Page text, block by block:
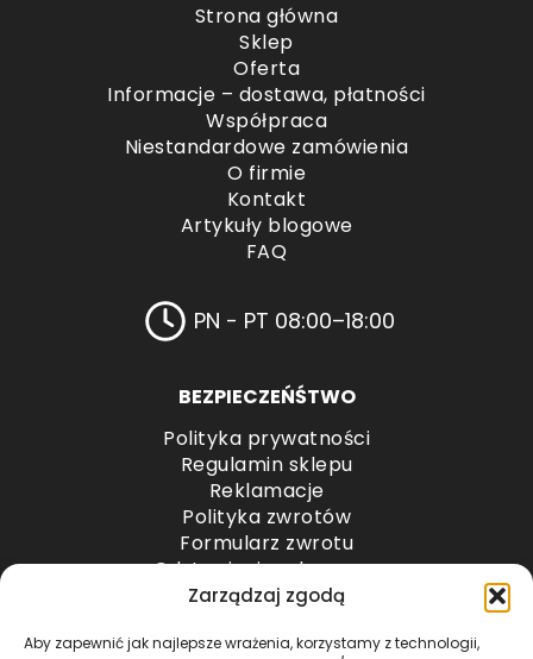
Zarządzaj zgodą
Aby zapewnić jak najlepsze wrażenia, korzystamy z technologii,
Strona główna
Sklep
Oferta
Informacje – dostawa, płatności
Współpraca
Niestandardowe zamówienia
O firmie
Kontakt
Artykuły blogowe
FAQ
PN - PT 08:00–18:00
BEZPIECZEŃŚTWO
Polityka prywatności
Regulamin sklepu
Reklamacje
Polityka zwrotów
Formularz zwrotu
Odstąpienie od umowy
Odstąpienie od umowy – przesyłki paletowe